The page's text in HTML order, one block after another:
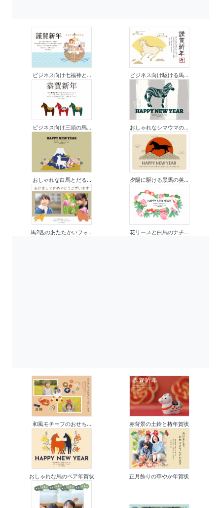
ビジネス向け七福神と... ビジネス向け駆ける馬...
ビジネス向け三頭の馬... おしゃれなシマウマの...
おしゃれな白馬とだる... 夕陽に駆ける黒馬の英...
馬2匹のあたたかいフォ... 花リースと白馬のナチ...
和風モチーフのおせち... 赤背景の土鈴と椿年賀状
おしゃれな馬のペア年賀状 正月飾りの華やか年賀状